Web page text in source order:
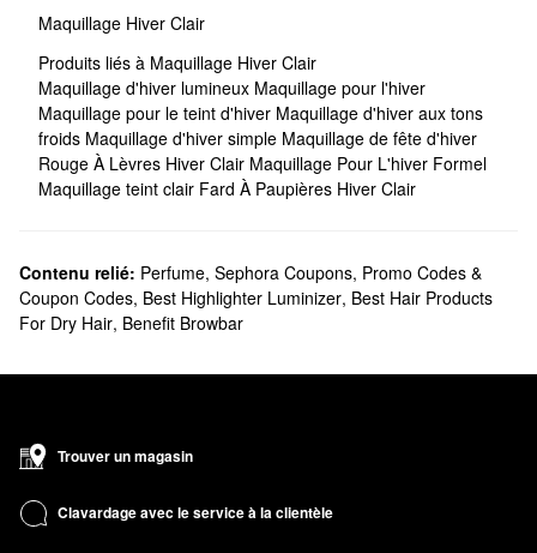
Maquillage Hiver Clair
Produits liés à Maquillage Hiver Clair
Maquillage d'hiver lumineux Maquillage pour l'hiver
Maquillage pour le teint d'hiver Maquillage d'hiver aux tons
froids Maquillage d'hiver simple Maquillage de fête d'hiver
Rouge À Lèvres Hiver Clair Maquillage Pour L'hiver Formel
Maquillage teint clair Fard À Paupières Hiver Clair
Contenu relié: Perfume, Sephora Coupons, Promo Codes &
Coupon Codes, Best Highlighter Luminizer, Best Hair Products
For Dry Hair, Benefit Browbar
Trouver un magasin
Clavardage avec le service à la clientèle